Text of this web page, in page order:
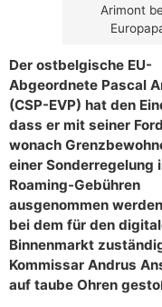
Arimont
Der ostbelgische EU-
Abgeordnete Pascal
(CSP-EVP) hat den
dass er mit seiner
wonach
einer Sonderregelung
Roaming-Gebühren
ausgenommen
bei dem für den
Binnenmarkt
Kommissar Andrus
auf taube Ohren